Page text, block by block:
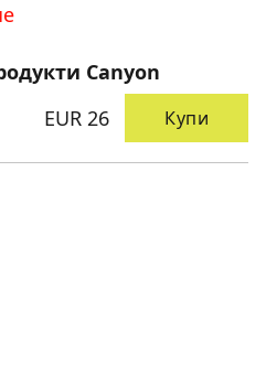
Canyon
EUR 26
Купи